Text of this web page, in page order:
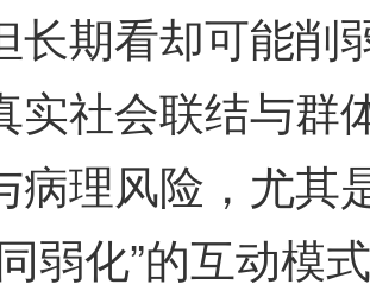
长期看却可能削
实社会联结与群
病理风险，尤其
弱化”的互动模